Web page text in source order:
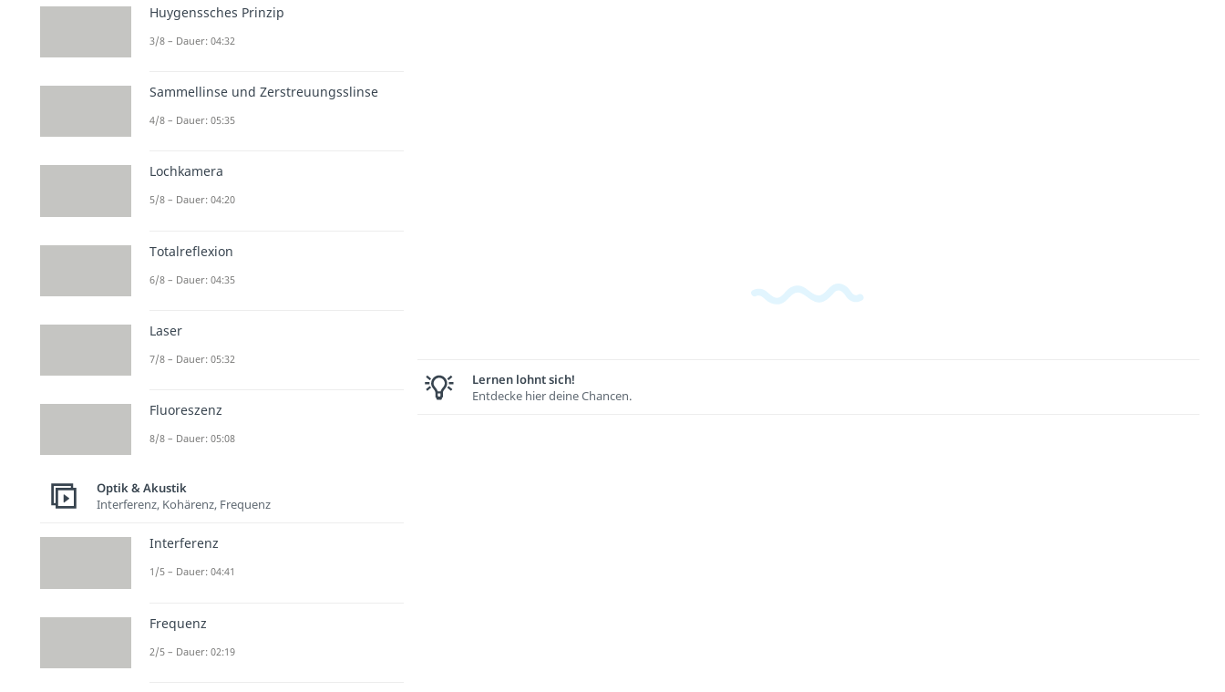
Lernen lohnt sich!
Entdecke hier deine Chancen.
Huygenssches Prinzip
3/8 – Dauer: 04:32
Sammellinse und Zerstreuungsslinse
4/8 – Dauer: 05:35
Lochkamera
5/8 – Dauer: 04:20
Totalreflexion
6/8 – Dauer: 04:35
Laser
7/8 – Dauer: 05:32
Fluoreszenz
8/8 – Dauer: 05:08
Optik & Akustik
Interferenz, Kohärenz, Frequenz
Interferenz
1/5 – Dauer: 04:41
Frequenz
2/5 – Dauer: 02:19